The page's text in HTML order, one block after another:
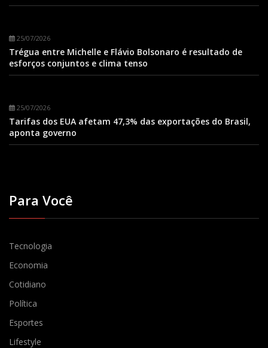
25/07/2026
Trégua entre Michelle e Flávio Bolsonaro é resultado de
esforços conjuntos e clima tenso
25/07/2026
Tarifas dos EUA afetam 47,3% das exportações do Brasil,
aponta governo
Para Você
Tecnologia
Economia
Cotidiano
Política
Esportes
Lifestyle